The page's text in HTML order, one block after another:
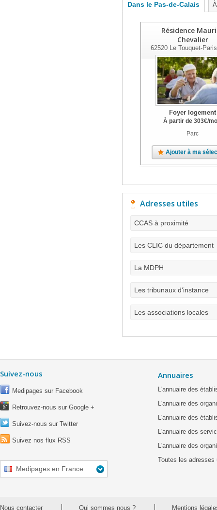
Dans le Pas-de-Calais
Résidence
Chevalier
62520Le Touquet-
Foyer logement
À partir de 303€/
Parc
Ajouter à ma
Adresses utiles
CCAS à proximité
Les CLIC du département
La MDPH
Les tribunaux d'instance
Les associations locales
Suivez-nous
Medipages sur Facebook
Retrouvez-nous sur Google +
Suivez-nous sur Twitter
Suivez nos flux RSS
Medipages en France
Annuaires
L'annuaire des
L'annuaire des
L'annuaire des
L'annuaire des
L'annuaire des
Toutes les adresses
Nous contacter Qui sommes nous ? Mentions